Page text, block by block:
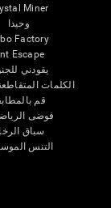
Miner
وحيدا
Factory
Escape
يقودني
الكلمات
قم
فوضى
سباق
التنس